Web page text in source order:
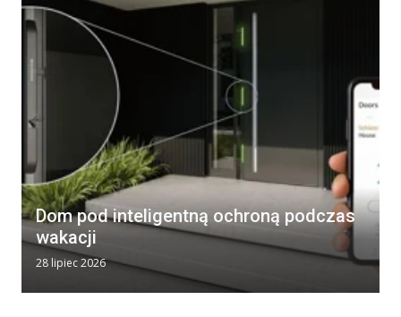
Dom pod inteligentną ochroną podczas
wakacji
28 lipiec 2026